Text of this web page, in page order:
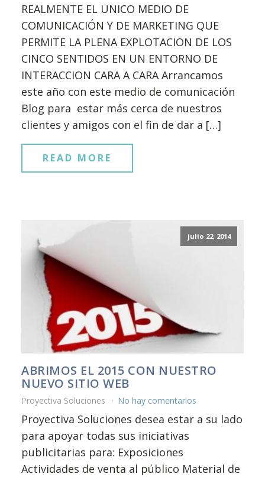
REALMENTE EL UNICO MEDIO DE
COMUNICACIÓN Y DE MARKETING QUE
PERMITE LA PLENA EXPLOTACION DE LOS
CINCO SENTIDOS EN UN ENTORNO DE
INTERACCION CARA A CARA Arrancamos
este año con este medio de comunicación
Blog para estar más cerca de nuestros
clientes y amigos con el fin de dar a […]
READ MORE
julio 22, 2014
ABRIMOS EL 2015 CON NUESTRO
NUEVO SITIO WEB
Proyectiva Soluciones No hay comentarios
Proyectiva Soluciones desea estar a su lado
para apoyar todas sus iniciativas
publicitarias para: Exposiciones
Actividades de venta al público Material de